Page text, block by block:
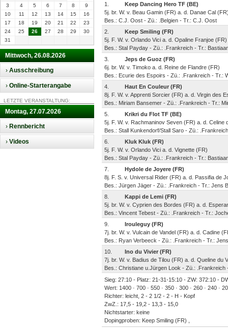
3
4 5 6 7 8
9
10
11 12 13 14 15
16
17
18 19 20 21 22
23
24
25 26 27 28 29
30
31
Mittwoch, 26.08.2026
› Ausschreibung
› Online-Starterangabe
LETZTE VERANSTALTUNG:
Montag, 27.07.2026
› Rennbericht
› Videos
1.
Keep Dancing Hero TF (BE)
5j. br. W. v. Beau Gamin (FR) a. d. Danae Cal
Bes.: C.J. Oost - Zü.: .Belgien - Tr.: C.J. Oost
2.
Keep Smiling (FR)
5j. F. W. v. Orlando Vici a. d. Opaline Franjoe (FR)
Bes.: Stal Payday - Zü.: .Frankreich - Tr.:
3.
Jeps de Guoz (FR)
6j. br. W. v. Timoko a. d. Reine de Flandre (FR)
Bes.: Ecurie des Espoirs - Zü.: .Frankreich - Tr.:
4.
Haut En Couleur (FR)
8j. F. W. v. Apprenti Sorcier (FR) a. d. Virgin des
Bes.: Miriam Bansemer - Zü.: .Frankreich - Tr.:
5.
Krikri du Flot TF (BE)
5j. F. W. v. Rachmaninov Seven (FR) a. d. Celine
Bes.: Stall Kunkendorf/Stall Saro - Zü.:
6.
Kluk Kluk (FR)
5j. F. W. v. Orlando Vici a. d. Vignette (FR)
Bes.: Stal Payday - Zü.: .Frankreich - Tr.:
7.
Hydole de Joyere (FR)
8j. F. S. v. Universal Rider (FR) a. d. Passifia de
Bes.: Jürgen Jäger - Zü.: .Frankreich - Tr.: Jens
8.
Kappi de Lemi (FR)
5j. br. W. v. Cyprien des Bordes (FR) a. d.
Bes.: Vincent Tebest - Zü.: .Frankreich - Tr.:
9.
Irouleguy (FR)
7j. br. W. v. Vulcain de Vandel (FR) a. d. Cadine
Bes.: Ryan Verbeeck - Zü.: .Frankreich - Tr.:
10.
Ino du Vivier (FR)
7j. br. W. v. Badius de Tilou (FR) a. d. Queline du
Bes.: Christiane u.Jürgen Look - Zü.: .Frankreich
Sieg: 27:10 - Platz: 21-31-15:10 - ZW: 372:10 -
Wert: 1400 · 700 · 550 · 350 · 300 · 260 · 240 ·
Richter: leicht, 2 - 2 1/2 - 2 - H - Kopf
ZwZ.: 17,5 - 19,2 - 13,3 - 15,0
Nichtstarter: keine
Dopingproben: Keep Smiling (FR) ,